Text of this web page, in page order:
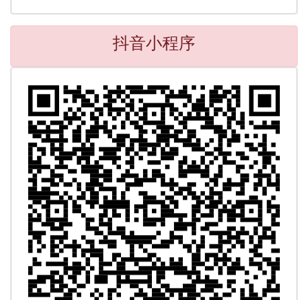
抖音小程序